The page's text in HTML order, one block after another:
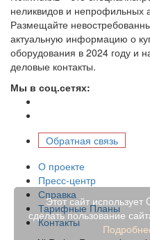
неликвидов и непрофильных
Размещайте
актуальную информацию о
оборудования в 2024 году и
деловые контакты.
Мы в соц.сетях:
Обратная связь
О проекте
Пресс-центр
Справка
Тарифные Планы
Контакты
Этот сайт использует
сделать пользование